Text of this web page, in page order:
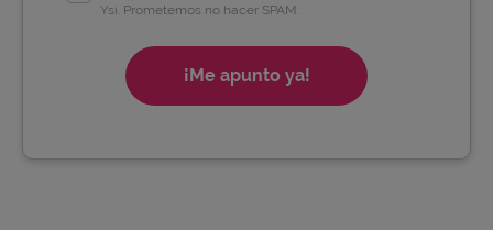
Ysi. Prometemos no hacer SPAM.
¡Me apunto ya!